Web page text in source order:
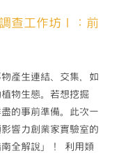
查工作坊Ⅰ：前
產生連結、交集，如
物生態。若想挖掘
的事前準備。此次一
響力創業家實驗室的
全解說」！ 利用類